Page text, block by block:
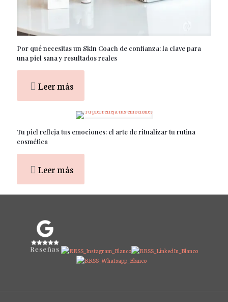
Por qué necesitas un Skin Coach de confianza: la clave para
una piel sana y resultados reales
Leer más
Tu piel refleja tus emociones: el arte de ritualizar tu rutina
cosmética
Leer más